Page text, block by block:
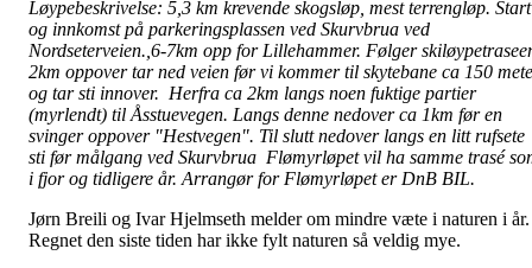
Løypebeskrivelse: 5,3 km krevende skogsløp, mest terrengløp. Start
og innkomst på parkeringsplassen ved Skurvbrua ved
Nordseterveien.,6-7km opp for Lillehammer. Følger
2km oppover tar ned veien før vi kommer til skytebane ca 150
og tar sti innover. Herfra ca 2km langs noen fuktige partier
(myrlendt) til Åsstuevegen. Langs denne nedover ca 1km før en
svinger oppover "Hestvegen". Til slutt nedover langs en litt rufsete
sti før målgang ved Skurvbrua Flømyrløpet vil ha samme trasé
i fjor og tidligere år. Arrangør for Flømyrløpet er DnB BIL.
Jørn Breili og Ivar Hjelmseth melder om mindre væte i naturen i år.
Regnet den siste tiden har ikke fylt naturen så veldig mye.